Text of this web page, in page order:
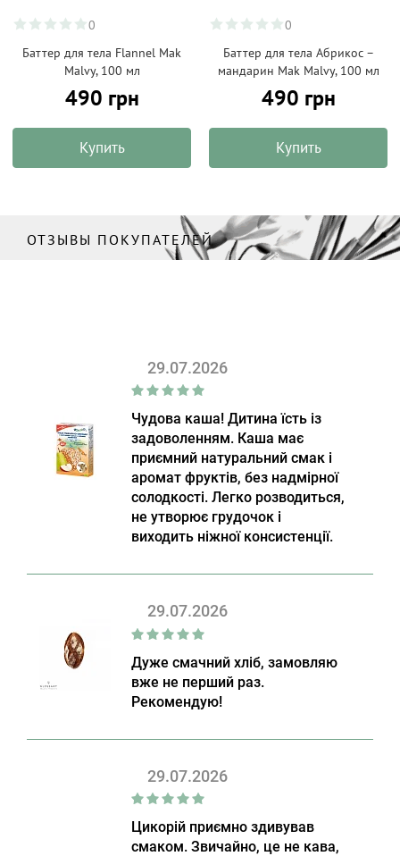
0
Баттер для тела Flannel Mak
Malvy, 100 мл
490 грн
Купить
0
Баттер для тела Абрикос –
мандарин Mak Malvy, 100 мл
490 грн
Купить
ОТЗЫВЫ ПОКУПАТЕЛЕЙ
29.07.2026
Чудова каша! Дитина їсть із
задоволенням. Каша має
приємний натуральний смак і
аромат фруктів, без надмірної
солодкості. Легко розводиться,
не утворює грудочок і
виходить ніжної консистенції.
29.07.2026
Дуже смачний хліб, замовляю
вже не перший раз.
Рекомендую!
29.07.2026
Цикорій приємно здивував
смаком. Звичайно, це не кава,